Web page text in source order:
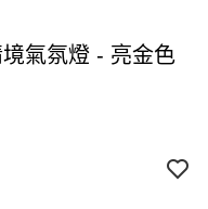
氣氛燈 - 亮金色